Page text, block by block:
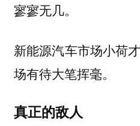
寥寥无几。
新能源汽车市场小荷
场有待大笔挥毫。
真正的敌人